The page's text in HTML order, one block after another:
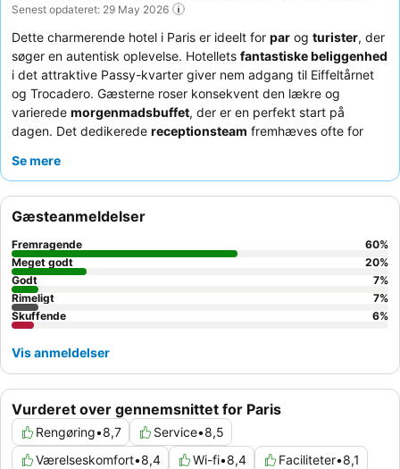
Senest opdateret: 29 May 2026
Dette charmerende hotel i Paris er ideelt for par og turister, der
søger en autentisk oplevelse. Hotellets fantastiske beliggenhed
i det attraktive Passy-kvarter giver nem adgang til Eiffeltårnet
og Trocadero. Gæsterne roser konsekvent den lækre og
varierede morgenmadsbuffet, der er en perfekt start på
dagen. Det dedikerede receptionsteam fremhæves ofte for
assisterer med lokale råd og bagage. Hvis du ønsker et mere
Se mere
Vurderet over gennemsnittet for Paris
Rengøring•8,7 Service•8,5
Værelseskomfort•8,4 Wi-fi•8,4 Faciliteter•8,1
Gæsteanmeldelser
Fremragende 60%
Meget godt
20%
Godt
7%
Rimeligt
7%
Skuffende
6%
Vis anmeldelser